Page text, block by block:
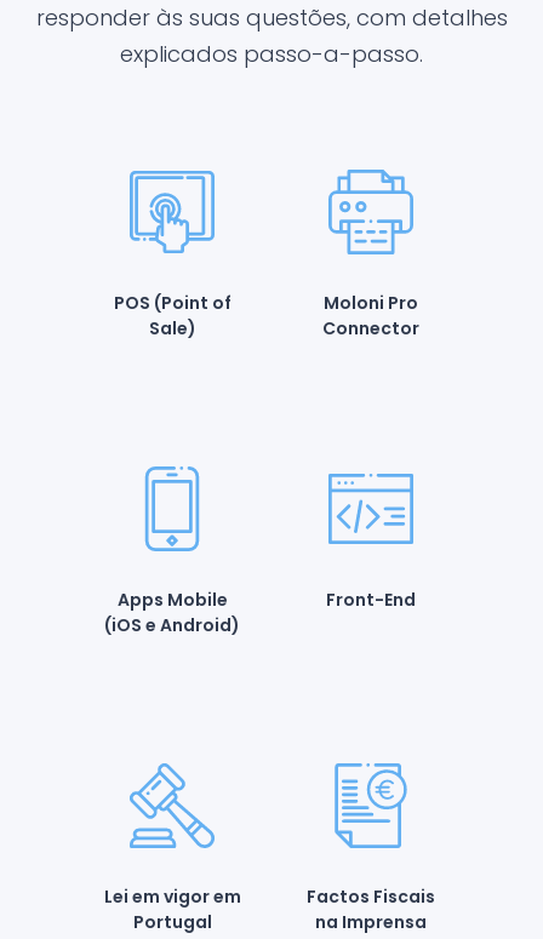
responder às suas questões, com detalhes
explicados passo-a-passo.
POS (Point of
Sale)
Moloni Pro
Connector
Apps Mobile
(iOS e Android)
Front-End
Lei em vigor em
Portugal
Factos Fiscais
na Imprensa